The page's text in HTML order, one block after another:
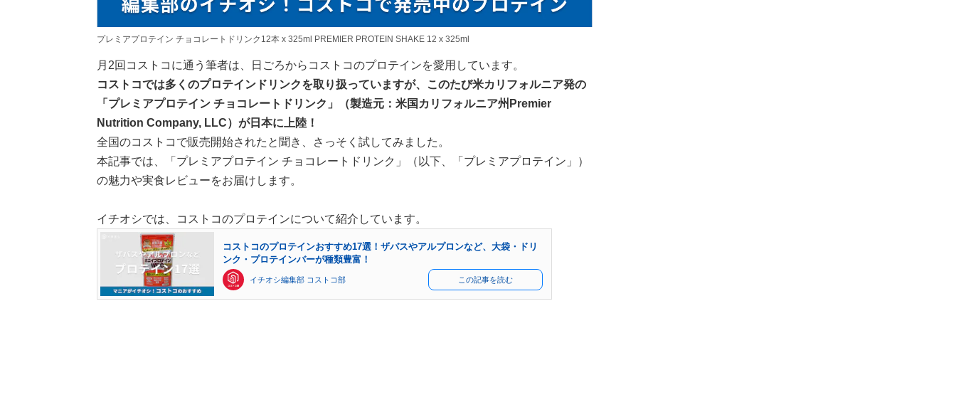
プレミアプロテイン チョコレートドリンク12本 x 325ml PREMIER PROTEIN SHAKE 12 x 325ml
月2回コストコに通う筆者は、日ごろからコストコのプロテインを愛用しています。
コストコでは多くのプロテインドリンクを取り扱っていますが、このたび米カリフォルニア発の
「プレミアプロテイン チョコレートドリンク」（製造元：米国カリフォルニア州Premier
Nutrition Company, LLC）が日本に上陸！
全国のコストコで販売開始されたと聞き、さっそく試してみました。
本記事では、「プレミアプロテイン チョコレートドリンク」（以下、「プレミアプロテイン」）
の魅力や実食レビューをお届けします。
イチオシでは、コストコのプロテインについて紹介しています。
コストコのプロテインおすすめ17選！ザバスやアルプロンなど、大袋・ドリ
ンク・プロテインバーが種類豊富！
イチオシ編集部 コストコ部 この記事を読む